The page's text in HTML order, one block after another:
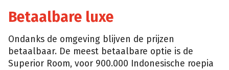
Betaalbare luxe
Ondanks de omgeving blijven de prijzen
betaalbaar. De meest betaalbare optie is de
Superior Room, voor 900.000 Indonesische roepia